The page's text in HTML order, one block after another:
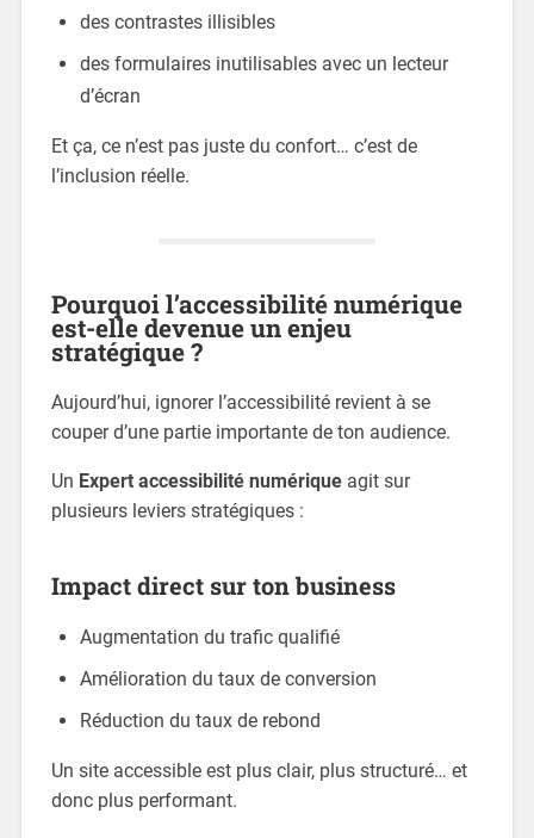
des contrastes illisibles
des formulaires inutilisables avec un lecteur
d’écran
Et ça, ce n’est pas juste du confort… c’est de
l’inclusion réelle.
Pourquoi l’accessibilité numérique
est-elle devenue un enjeu
stratégique ?
Aujourd’hui, ignorer l’accessibilité revient à se
couper d’une partie importante de ton audience.
Un Expert accessibilité numériqueagit sur
plusieurs leviers stratégiques :
Impact direct sur ton business
Augmentation du trafic qualifié
Amélioration du taux de conversion
Réduction du taux de rebond
Un site accessible est plus clair, plus structuré… et
donc plus performant.